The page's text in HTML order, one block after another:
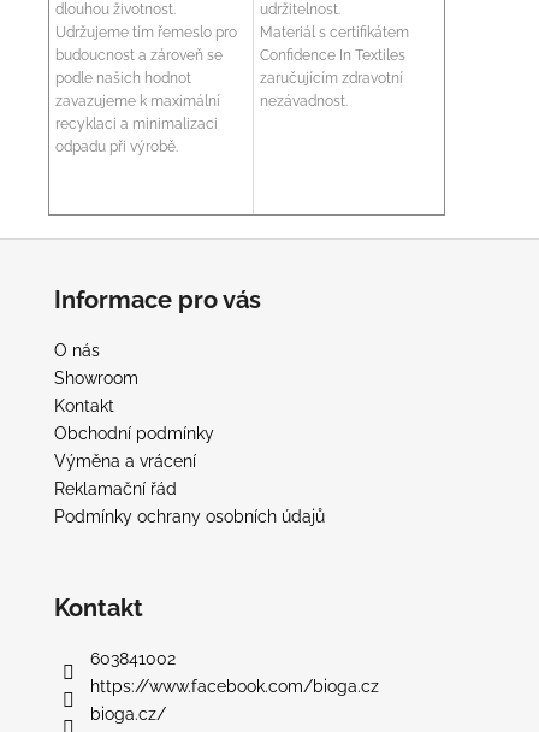
dlouhou životnost.
Udržujeme tím řemeslo pro
budoucnost a zároveň se
podle našich hodnot
zavazujeme k maximální
recyklaci a minimalizaci
odpadu při výrobě.
udržitelnost.
Materiál s certifikátem
Confidence In Textiles
zaručujícím zdravotní
nezávadnost.
Informace pro vás
O nás
Showroom
Kontakt
Obchodní podmínky
Výměna a vrácení
Reklamační řád
Podmínky ochrany osobních údajů
Kontakt
603841002
https://www.facebook.com/bioga.cz
bioga.cz/